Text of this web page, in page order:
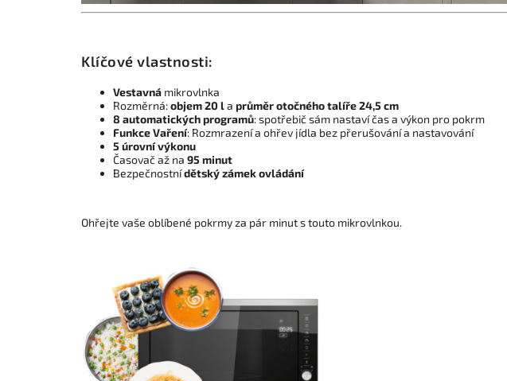
Klíčové vlastnosti:
Vestavná mikrovlnka
Rozměrná:objem 20 la průměr otočného talíře 24,5 cm
8 automatických programů: spotřebič sám nastaví čas a výkon pro pokrm
Funkce Vaření: Rozmrazení a ohřev jídla bez přerušování a nastavování
5 úrovní výkonu
Časovač až na 95 minut
Bezpečnostnídětský zámek ovládání
Ohřejte vaše oblíbené pokrmy za pár minut s touto mikrovlnkou.